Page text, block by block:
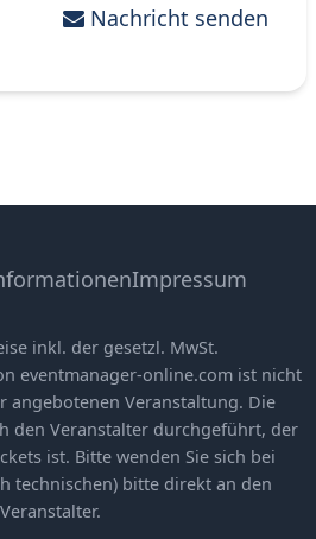
Nachricht senden
Impressum
inkl. der gesetzl. MwSt.
eventmanager-online.com ist nicht
angebotenen Veranstaltung. Die
den Veranstalter durchgeführt, der
ist. Bitte wenden Sie sich bei
technischen) bitte direkt an den
Veranstalter.